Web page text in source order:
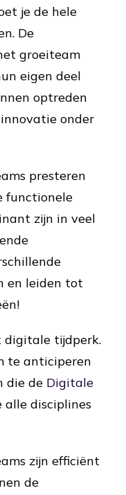
je de hele
De
groeiteam
eigen deel
optreden
onder
presteren
functionele
zijn in veel
en leiden tot
digitale tijdperk.
te anticiperen
die de Digitale
alle disciplines
zijn efficiënt
de